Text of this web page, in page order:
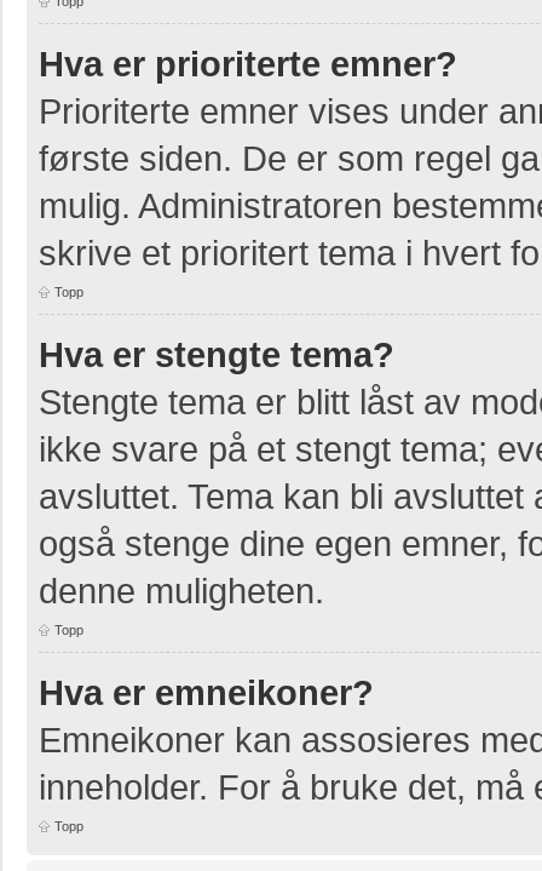
Hva er prioriterte emner?
Prioriterte emner vises under
første siden. De er som regel
mulig. Administratoren
skrive et prioritert tema i hvert
Topp
Hva er stengte tema?
Stengte tema er blitt låst av
ikke svare på et stengt tema;
avsluttet. Tema kan bli
også stenge dine egen emner,
denne muligheten.
Topp
Hva er emneikoner?
Emneikoner kan assosieres
inneholder. For å bruke det,
Topp